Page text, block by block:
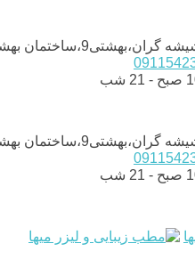
بهشت،طبقه ششم،واحد11
بهشت،طبقه ششم،واحد11